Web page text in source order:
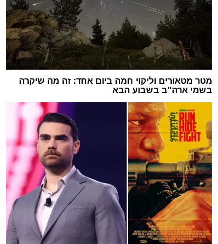
מטר מטאורים וליקוי חמה ביום אחד: זה מה שיקרה
בשמי ארה"ב בשבוע הבא